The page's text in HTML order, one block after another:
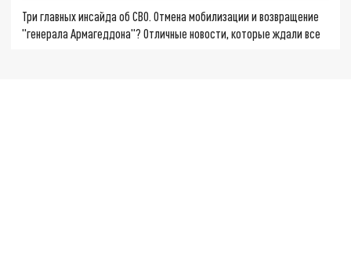
Три главных инсайда об СВО. Отмена мобилизации и возвращение
"генерала Армагеддона"? Отличные новости, которые ждали все